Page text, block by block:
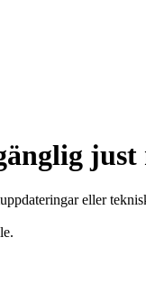
just
eller